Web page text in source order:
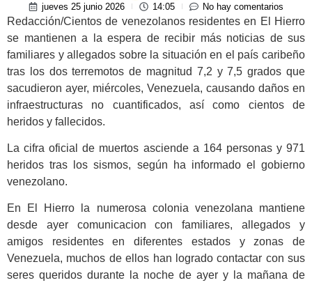
jueves 25 junio 2026 14:05 No hay comentarios
Redacción/Cientos de venezolanos residentes en El Hierro
se mantienen a la espera de recibir más noticias de sus
familiares y allegados sobre la situación en el país caribeño
tras los dos terremotos de magnitud 7,2 y 7,5 grados que
sacudieron ayer, miércoles, Venezuela, causando daños en
infraestructuras no cuantificados, así como cientos de
heridos y fallecidos.
La cifra oficial de muertos asciende a 164 personas y 971
heridos tras los sismos, según ha informado el gobierno
venezolano.
En El Hierro la numerosa colonia venezolana mantiene
desde ayer comunicacion con familiares, allegados y
amigos residentes en diferentes estados y zonas de
Venezuela, muchos de ellos han logrado contactar con sus
seres queridos durante la noche de ayer y la mañana de